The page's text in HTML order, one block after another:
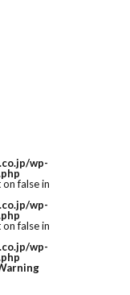
wp-
false in
wp-
false in
wp-